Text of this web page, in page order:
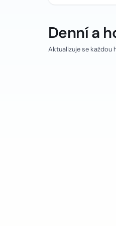
Denní a
Aktualizuje se každou